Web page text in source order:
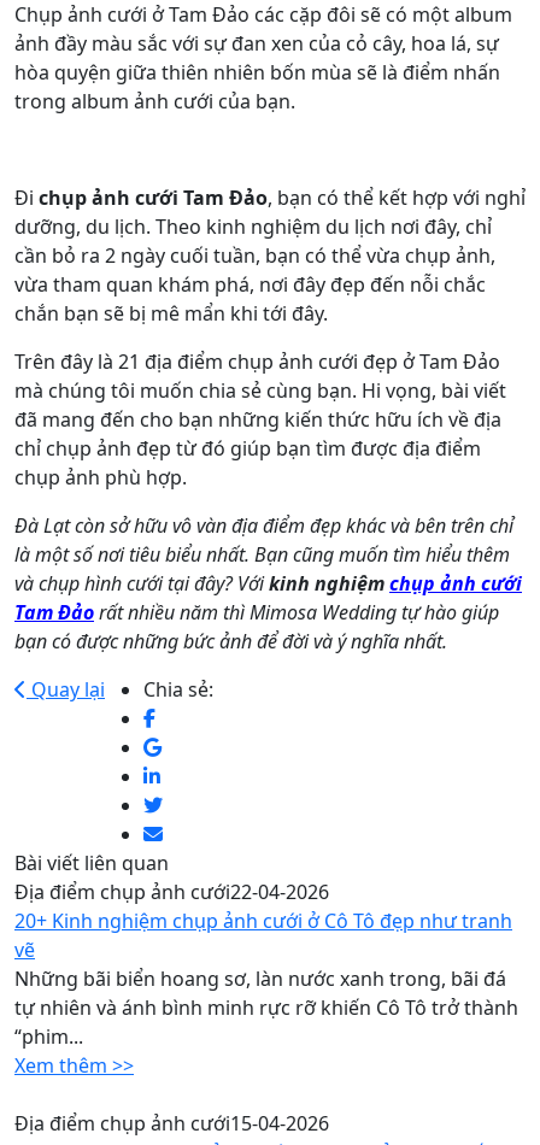
Chụp ảnh cưới ở Tam Đảo các cặp đôi sẽ có một album
ảnh đầy màu sắc với sự đan xen của cỏ cây, hoa lá, sự
hòa quyện giữa thiên nhiên bốn mùa sẽ là điểm nhấn
trong album ảnh cưới của bạn.
Đi chụp ảnh cưới Tam Đảo, bạn có thể kết hợp với nghỉ
dưỡng, du lịch. Theo kinh nghiệm du lịch nơi đây, chỉ
cần bỏ ra 2 ngày cuối tuần, bạn có thể vừa chụp ảnh,
vừa tham quan khám phá, nơi đây đẹp đến nỗi chắc
chắn bạn sẽ bị mê mẩn khi tới đây.
Trên đây là 21 địa điểm chụp ảnh cưới đẹp ở Tam Đảo
mà chúng tôi muốn chia sẻ cùng bạn. Hi vọng, bài viết
đã mang đến cho bạn những kiến thức hữu ích về địa
chỉ chụp ảnh đẹp từ đó giúp bạn tìm được địa điểm
chụp ảnh phù hợp.
Đà Lạt còn sở hữu vô vàn địa điểm đẹp khác và bên trên chỉ
là một số nơi tiêu biểu nhất. Bạn cũng muốn tìm hiểu thêm
và chụp hình cưới tại đây? Vớikinh nghiệmchụp ảnh cưới
Tam Đảorất nhiều năm thì Mimosa Wedding tự hào giúp
bạn có được những bức ảnh để đời và ý nghĩa nhất.
Quay lại
Chia sẻ:
Bài viết liên quan
Địa điểm chụp ảnh cưới22-04-2026
20+ Kinh nghiệm chụp ảnh cưới ở Cô Tô đẹp như tranh
vẽ
Những bãi biển hoang sơ, làn nước xanh trong, bãi đá
tự nhiên và ánh bình minh rực rỡ khiến Cô Tô trở thành
“phim...
Xem thêm >>
Địa điểm chụp ảnh cưới15-04-2026